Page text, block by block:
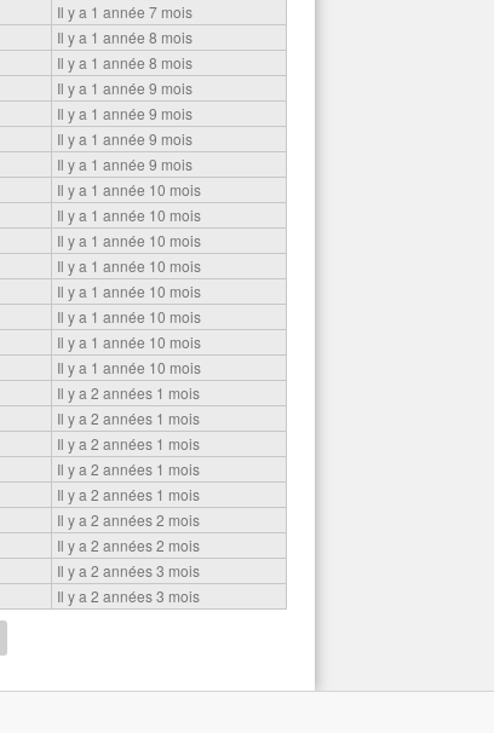
Il y a 1 année 7 mois
Il y a 1 année 8 mois
Il y a 1 année 8 mois
Il y a 1 année 9 mois
Il y a 1 année 9 mois
Il y a 1 année 9 mois
Il y a 1 année 9 mois
Il y a 1 année 10 mois
Il y a 1 année 10 mois
Il y a 1 année 10 mois
Il y a 1 année 10 mois
Il y a 1 année 10 mois
Il y a 1 année 10 mois
Il y a 1 année 10 mois
Il y a 1 année 10 mois
Il y a 2 années 1 mois
Il y a 2 années 1 mois
Il y a 2 années 1 mois
Il y a 2 années 1 mois
Il y a 2 années 1 mois
Il y a 2 années 2 mois
Il y a 2 années 2 mois
Il y a 2 années 3 mois
Il y a 2 années 3 mois